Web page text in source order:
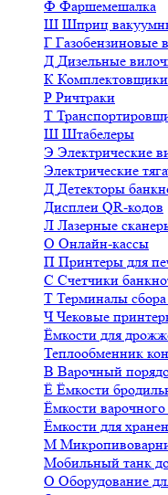
Ф Фаршемешалка
Ш Шприц
Г Газобензиновые
Д Дизельные
К Комплектовщики
Р Ричтраки
Т
Ш Штабелеры
Э Электрические
Электрические
Д Детекторы
Дисплеи QR-кодов
Л Лазерные
О Онлайн-кассы
П Принтеры для
С Счетчики
Т Терминалы
ЧЧековые
Ёмкости для
Теплообменник
В Варочный
Ё Ёмкости
Ёмкости
Ёмкости для
М
Мобильный танк
О Оборудование